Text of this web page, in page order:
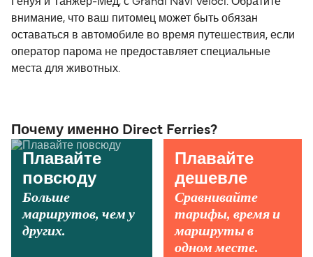
внимание, что ваш питомец может быть обязан
оставаться в автомобиле во время путешествия, если
оператор парома не предоставляет специальные
места для животных.
Почему именно Direct Ferries?
Плавайте
повсюду
Больше
маршрутов, чем у
других.
Плавайте
дешевле
Сравнивайте
тарифы, время и
маршруты в
одном месте.